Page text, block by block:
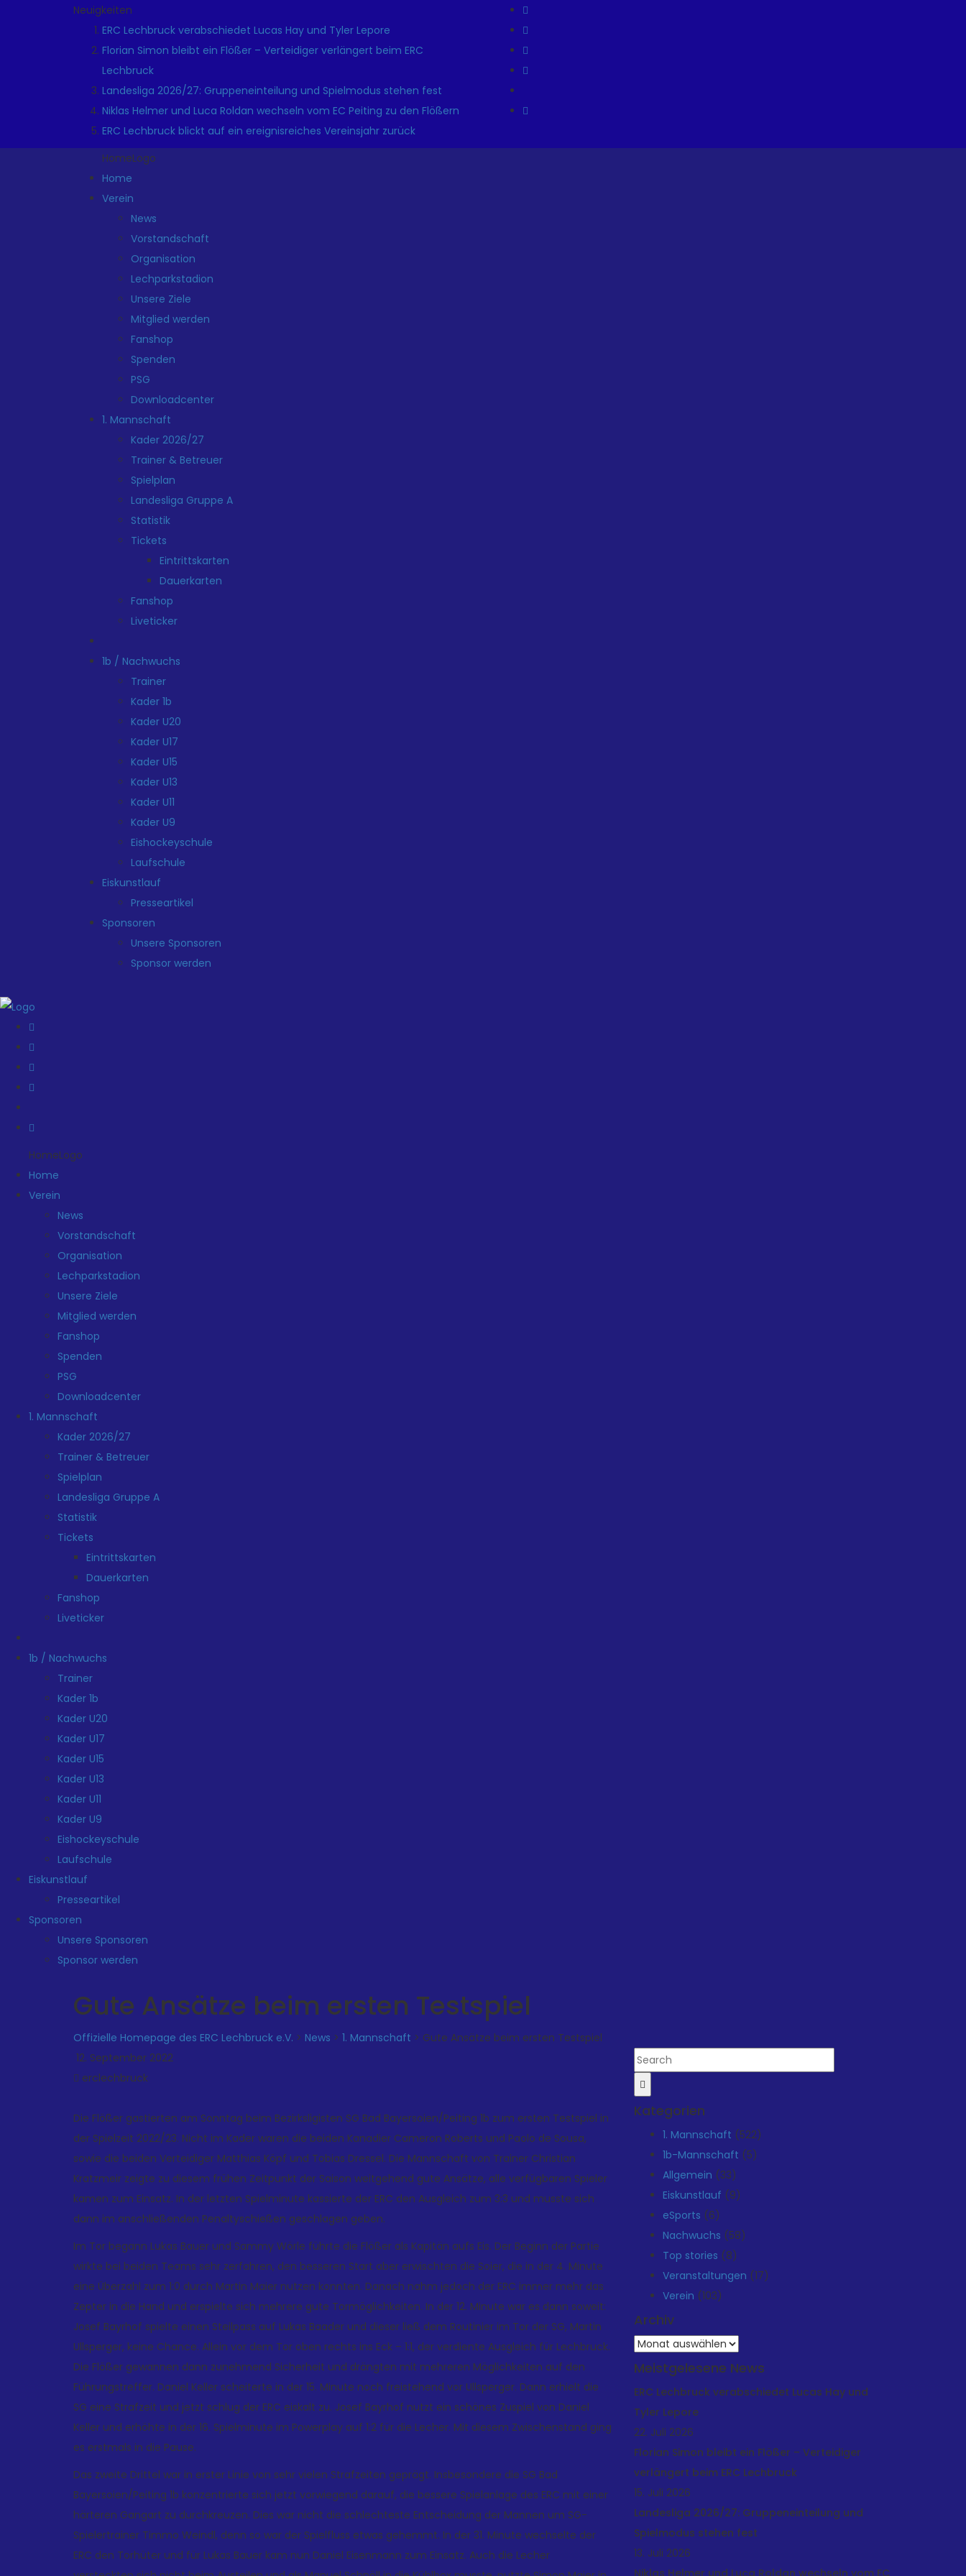
Neuigkeiten
ERC Lechbruck verabschiedet Lucas Hay und Tyler Lepore
Florian Simon bleibt ein Flößer – Verteidiger verlängert beim ERC
Lechbruck
Landesliga 2026/27: Gruppeneinteilung und Spielmodus stehen fest
Niklas Helmer und Luca Roldan wechseln vom EC Peiting zu den Flößern
ERC Lechbruck blickt auf ein ereignisreiches Vereinsjahr zurück
HomeLogo
Home
Verein
News
Vorstandschaft
Organisation
Lechparkstadion
Unsere Ziele
Mitglied werden
Fanshop
Spenden
PSG
Downloadcenter
1. Mannschaft
Kader 2026/27
Trainer & Betreuer
Spielplan
Landesliga Gruppe A
Statistik
Tickets
Eintrittskarten
Dauerkarten
Fanshop
Liveticker
1b / Nachwuchs
Trainer
Kader 1b
Kader U20
Kader U17
Kader U15
Kader U13
Kader U11
Kader U9
Eishockeyschule
Laufschule
Eiskunstlauf
Presseartikel
Sponsoren
Unsere Sponsoren
Sponsor werden
HomeLogo
Home
Verein
News
Vorstandschaft
Organisation
Lechparkstadion
Unsere Ziele
Mitglied werden
Fanshop
Spenden
PSG
Downloadcenter
1. Mannschaft
Kader 2026/27
Trainer & Betreuer
Spielplan
Landesliga Gruppe A
Statistik
Tickets
Eintrittskarten
Dauerkarten
Fanshop
Liveticker
1b / Nachwuchs
Trainer
Kader 1b
Kader U20
Kader U17
Kader U15
Kader U13
Kader U11
Kader U9
Eishockeyschule
Laufschule
Eiskunstlauf
Presseartikel
Sponsoren
Unsere Sponsoren
Sponsor werden
Gute Ansätze beim ersten Testspiel
Offizielle Homepage des ERC Lechbruck e.V. > News > 1. Mannschaft > Gute Ansätze beim ersten Testspiel
12. September 2022
erclechbruck
Die Flößer gastierten am Sonntag beim Bezirksligisten SG Bad Bayersoien/Peiting 1b zum ersten Testspiel in
der Spielzeit 2022/23. Nicht im Kader waren die beiden Kanadier Cameron Roberts und Paolo de Sousa,
sowie die beiden Verteidiger Matthias Köpf und Tobias Dressel. Die Mannschaft von Trainer Christian
Kratzmeir zeigte zu diesem frühen Zeitpunkt der Saison weitgehend gute Ansätze, alle verfügbaren Spieler
kamen zum Einsatz. In der letzten Spielminute kassierte der ERC den Ausgleich zum 3:3 und musste sich
dann im anschließenden Penaltyschießen geschlagen geben.
Im Tor begann Lukas Bauer und Sammy Wörle führte die Flößer als Kapitän aufs Eis. Der Beginn der Partie
wirkte bei beiden Teams sehr zerfahren, den besseren Start aber erwischten die Soier, die in der 4. Minute
eine Überzahl zum 1:0 durch Martin Maier nutzen konnten. Danach nahm jedoch der ERC immer mehr das
Zepter in die Hand und erspielte sich mehrere gute Tormöglichkeiten. In der 12. Minute war es dann soweit:
Josef Bayrhof spielte einen Steilpass auf Lukas Baader und dieser ließ dem Routinier im Tor der SG, Martin
Ullsperger, keine Chance. Allein vor dem Tor oben rechts ins Eck – 1:1, der verdiente Ausgleich für Lechbruck.
Die Flößer gewannen dann zunehmend Sicherheit und drängten mit mehreren Möglichkeiten auf den
Führungstreffer. Daniel Keller scheiterte in der 15. Minute noch freistehend vor Ullsperger. Dann erhielt die
SG eine Strafzeit und jetzt schlug der ERC eiskalt zu. Josef Bayrhof nutzt ein schönes Zuspiel von Daniel
Keller und erhöhte in der 16. Spielminute im Powerplay auf 1:2 für die Lecher. Mit diesem Zwischenstand ging
es erstmals in die Pause.
Das zweite Drittel war in erster Linie von sehr vielen Strafzeiten geprägt. Insbesondere die SG Bad
Bayersoien/Peiting 1b konzentrierte sich jetzt vorwiegend darauf, die bessere Spielanlage des ERC mit einer
härteren Gangart zu durchkreuzen. Dies war nicht die schlechteste Entscheidung der Mannen um SG-
Spielertrainer Timmo Weindl, denn so war der Spielfluss etwas gehemmt. In der 31. Minute wechselte der
ERC den Torhüter und für Lukas Bauer kam nun Daniel Eisenmann zum Einsatz. Auch die Lecher
Kategorien
1. Mannschaft (522)
1b-Mannschaft (5)
Allgemein (33)
Eiskunstlauf (9)
eSports (6)
Nachwuchs (58)
Top stories (8)
Veranstaltungen (17)
Verein (103)
Archiv
Archiv
Meistgelesene News
ERC Lechbruck verabschiedet Lucas Hay und
Tyler Lepore
22. Juli 2026
Florian Simon bleibt ein Flößer – Verteidiger
verlängert beim ERC Lechbruck
15. Juli 2026
Landesliga 2026/27: Gruppeneinteilung und
Spielmodus stehen fest
13. Juli 2026